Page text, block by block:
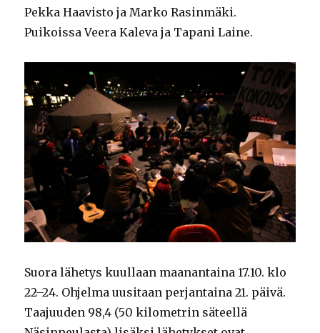
Pekka Haavisto ja Marko Rasinmäki.
Puikoissa Veera Kaleva ja Tapani Laine.
Suora lähetys kuullaan maanantaina 17.10. klo
22–24. Ohjelma uusitaan perjantaina 21. päivä.
Taajuuden 98,4 (50 kilometrin säteellä